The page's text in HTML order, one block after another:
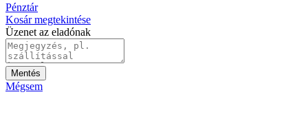
Pénztár
Kosár megtekintése
Üzenet az eladónak
Mentés
Mégsem